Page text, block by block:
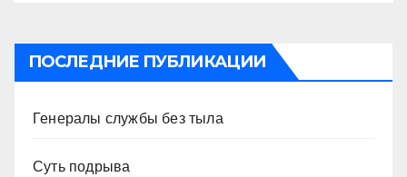
ПОСЛЕДНИЕ ПУБЛИКАЦИИ
Генералы службы без тыла
Суть подрыва